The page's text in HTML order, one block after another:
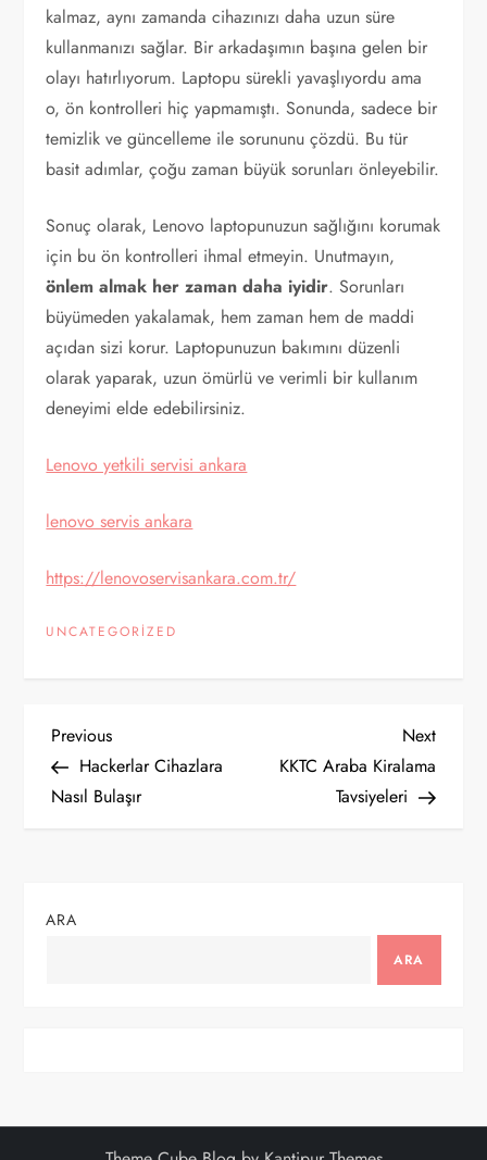
kalmaz, aynı zamanda cihazınızı daha uzun süre
kullanmanızı sağlar. Bir arkadaşımın başına gelen bir
olayı hatırlıyorum. Laptopu sürekli yavaşlıyordu ama
o, ön kontrolleri hiç yapmamıştı. Sonunda, sadece bir
temizlik ve güncelleme ile sorununu çözdü. Bu tür
basit adımlar, çoğu zaman büyük sorunları önleyebilir.
Sonuç olarak, Lenovo laptopunuzun sağlığını korumak
için bu ön kontrolleri ihmal etmeyin. Unutmayın,
önlem almak her zaman daha iyidir. Sorunları
büyümeden yakalamak, hem zaman hem de maddi
açıdan sizi korur. Laptopunuzun bakımını düzenli
olarak yaparak, uzun ömürlü ve verimli bir kullanım
deneyimi elde edebilirsiniz.
Lenovo yetkili servisi ankara
lenovo servis ankara
https://lenovoservisankara.com.tr/
UNCATEGORIZED
Y
a
Previous
Post
Previous
Hackerlar Cihazlara
Nasıl Bulaşır
Next
Post
Next
KKTC Araba Kiralama
Tavsiyeleri
ARA
ARA